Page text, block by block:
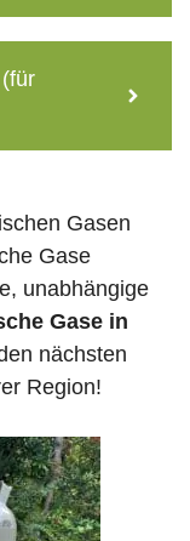
Gasen
Gase
unabhängige
Gase in
nächsten
Region!